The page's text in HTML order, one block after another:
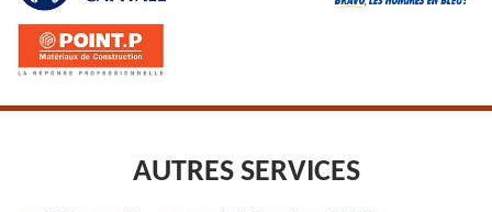
AUTRES SERVICES